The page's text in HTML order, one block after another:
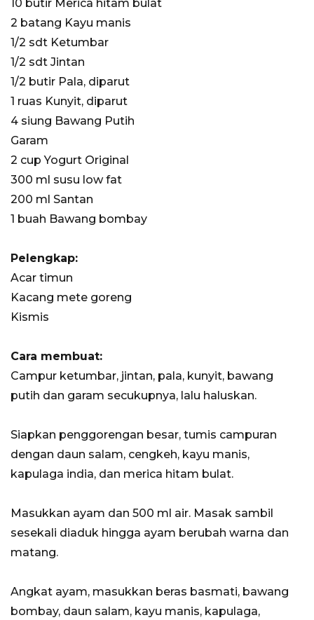
10 butir Merica hitam bulat
2 batang Kayu manis
1/2 sdt Ketumbar
1/2 sdt Jintan
1/2 butir Pala, diparut
1 ruas Kunyit, diparut
4 siung Bawang Putih
Garam
2 cup Yogurt Original
300 ml susu low fat
200 ml Santan
1 buah Bawang bombay
Pelengkap:
Acar timun
Kacang mete goreng
Kismis
Cara membuat:
Campur ketumbar, jintan, pala, kunyit, bawang
putih dan garam secukupnya, lalu haluskan.
Siapkan penggorengan besar, tumis campuran
dengan daun salam, cengkeh, kayu manis,
kapulaga india, dan merica hitam bulat.
Masukkan ayam dan 500 ml air. Masak sambil
sesekali diaduk hingga ayam berubah warna dan
matang.
Angkat ayam, masukkan beras basmati, bawang
bombay, daun salam, kayu manis, kapulaga,